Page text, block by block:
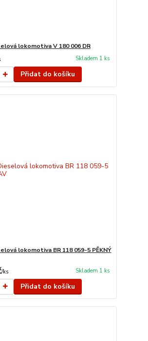
lokomotiva V 180 006 DR
Skladem 1 ks
Přidat do košíku
lokomotiva BR 118 059-5 PĚKNÝ
/ks Skladem 1 ks
Přidat do košíku